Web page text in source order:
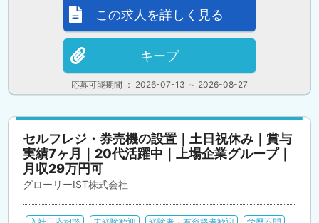
応募可能期間 ： 2026-07-13 ～ 2026-08-27
この求人を詳しく見る
キープ
セルフレジ・券売機の設置｜土日祝休み｜賞与
実績7ヶ月｜20代活躍中｜上場企業グループ｜
月収29万円可
グローリーIST株式会社